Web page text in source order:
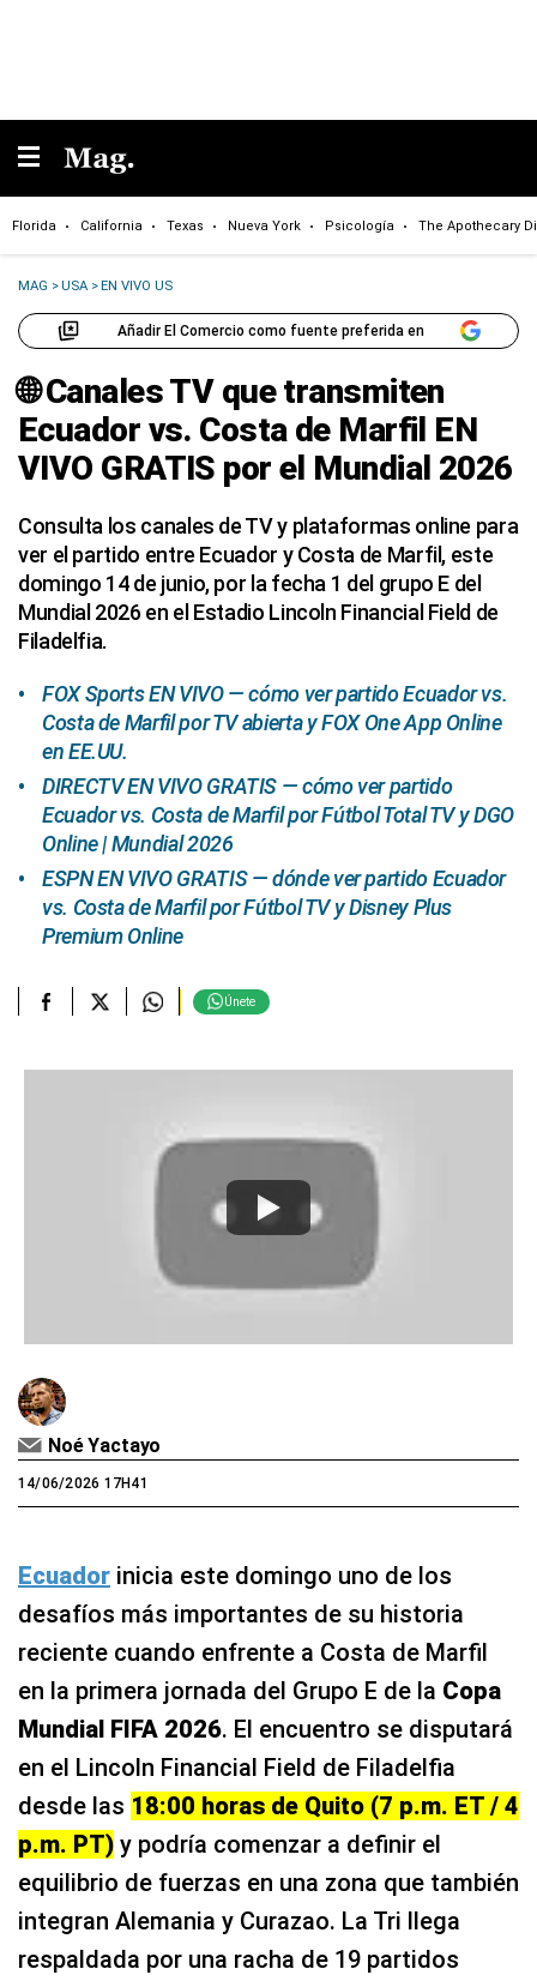
Florida California Texas Nueva York Psicología The Apothecary
MAG >USA >EN VIVO US
Añadir El Comercio como fuente preferida en
🌐 Canales TV que transmiten
Ecuador vs. Costa de Marfil EN
VIVO GRATIS por el Mundial 2026
Consulta los canales de TV y plataformas online para
ver el partido entre Ecuador y Costa de Marfil, este
domingo 14 de junio, por la fecha 1 del grupo E del
Mundial 2026 en el Estadio Lincoln Financial Field de
Filadelfia.
FOX Sports EN VIVO — cómo ver partido Ecuador vs.
Costa de Marfil por TV abierta y FOX One App Online
en EE.UU.
DIRECTV EN VIVO GRATIS — cómo ver partido
Ecuador vs. Costa de Marfil por Fútbol Total TV y DGO
Online | Mundial 2026
ESPN EN VIVO GRATIS — dónde ver partido Ecuador
vs. Costa de Marfil por Fútbol TV y Disney Plus
Premium Online
Únete
Noé Yactayo
14/06/2026 17H41
Ecuador inicia este domingo uno de los
desafíos más importantes de su historia
reciente cuando enfrente a Costa de Marfil
en la primera jornada del Grupo E de la Copa
Mundial FIFA 2026. El encuentro se disputará
en el Lincoln Financial Field de Filadelfia
desde las 18:00 horas de Quito (7 p.m. ET / 4
p.m. PT) y podría comenzar a definir el
equilibrio de fuerzas en una zona que también
integran Alemania y Curazao. La Tri llega
respaldada por una racha de 19 partidos